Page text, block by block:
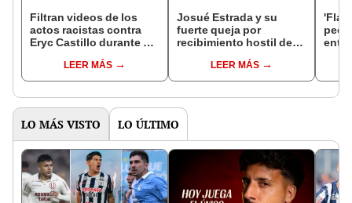
Filtran videos de los
actos racistas contra
Eryc Castillo durante el
Cienciano en el Cusco
por el Torneo Clausura
LEER MÁS
Josué Estrada y su
fuerte queja por
recibimiento hostil de
en su regreso con
Alianza Lima: "Hay que
LEER MÁS
LO MÁS VISTO LO ÚLTIMO